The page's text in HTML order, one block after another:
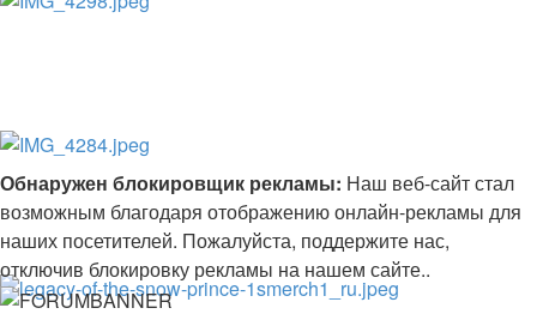
Обнаружен блокировщик рекламы: Наш веб-сайт стал
возможным благодаря отображению онлайн-рекламы для
наших посетителей. Пожалуйста, поддержите нас,
отключив блокировку рекламы на нашем сайте..